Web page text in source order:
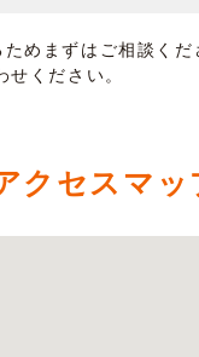
めまずはご相談くだ
ください。
クセスマッ